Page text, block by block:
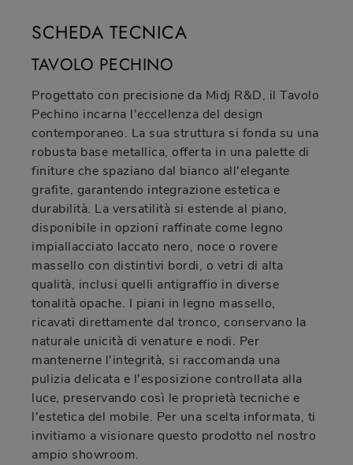
SCHEDA TECNICA
TAVOLO PECHINO
Progettato con precisione da Midj R&D, il Tavolo
Pechino incarna l'eccellenza del design
contemporaneo. La sua struttura si fonda su una
robusta base metallica, offerta in una palette di
finiture che spaziano dal bianco all'elegante
grafite, garantendo integrazione estetica e
durabilità. La versatilità si estende al piano,
disponibile in opzioni raffinate come legno
impiallacciato laccato nero, noce o rovere
massello con distintivi bordi, o vetri di alta
qualità, inclusi quelli antigraffio in diverse
tonalità opache. I piani in legno massello,
ricavati direttamente dal tronco, conservano la
naturale unicità di venature e nodi. Per
mantenerne l'integrità, si raccomanda una
pulizia delicata e l'esposizione controllata alla
luce, preservando così le proprietà tecniche e
l'estetica del mobile. Per una scelta informata, ti
invitiamo a visionare questo prodotto nel nostro
ampio showroom.